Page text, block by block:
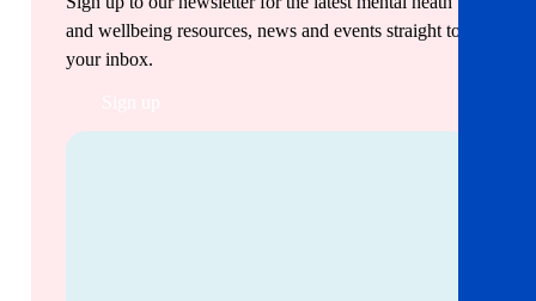
and wellbeing resources, news and events straight to
your inbox.